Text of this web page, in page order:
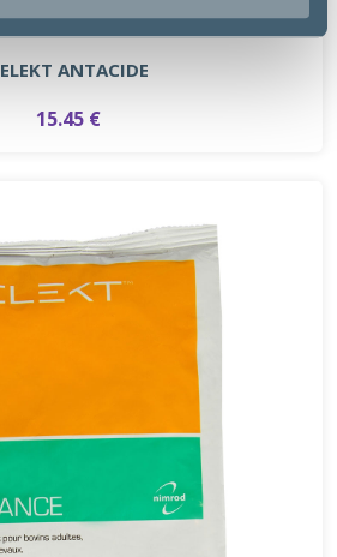
VET FRANCE
ANTACIDE
15.45 €